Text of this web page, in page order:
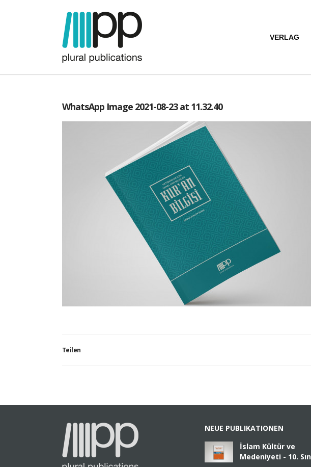
VERLAG
WhatsApp Image 2021-08-23 at 11.32.40
Teilen
NEUE PUBLIKATIONEN
İslam Kültür ve
Medeniyeti - 10.